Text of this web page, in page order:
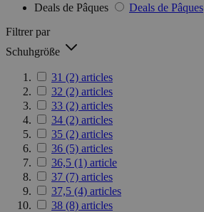
Deals de Pâques
Deals de Pâques
Filtrer par
Schuhgröße
31 (2) articles
32 (2) articles
33 (2) articles
34 (2) articles
35 (2) articles
36 (5) articles
36,5 (1) article
37 (7) articles
37,5 (4) articles
38 (8) articles